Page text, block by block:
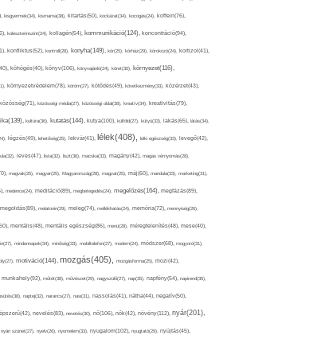
kisgyermek(34), kismama(38), kitartás(50), kockázat(34), kocogás(24), koffein(76),
koleszterinszint(24), kollagén(54), kommunikáció(124), koncentráció(94),
konfliktus(52), kontroll(28), konyha(149), kór(25), kórház(29), kórokozó(24), kortizol(41),
köhögés(40), könyv(106), könyvajánló(24), köret(30), környezet(116),
környezetvédelem(78), köröm(27), kötődés(49), következmény(33), közérzet(43),
közösség(71), közösségi média(27), közösségi oldal(38), kreatív(34), kreativitás(79),
kultúra(36), kutatás(144), kutya(100), külföld(27), kütyü(33), lakás(65), látás(34),
légzés(49), lehetőség(25), lekvár(41), lélek(408), lelki egészség(33), levegő(42),
leves(47), lista(32), liszt(36), macska(33), magány(42), magas vérnyomás(28),
magvak(25), magyar(25), Magyarország(28), magzat(25), máj(60), mandula(33), marketing(31),
medence(24), meditáció(89), megbetegedés(24), megelőzés(164), megfázás(89),
megoldás(89), melatonin(29), meleg(74), mellékhatás(24), memória(72), mennyiség(26),
mentális(48), mentális egészség(86), menü(28), méregtelenítés(48), mese(40),
mindennapok(34), minőség(33), mobiltelefon(27), modern(24), módszer(68), mogyoró(31),
motiváció(144), mozgás(405), mozgásforma(25), mozi(42),
munkahely(92), műtét(38), művészet(29), nagyszülő(27), nap(35), napfény(54), napirend(35),
naptej(32), narancs(27), nasi(31), nassolás(41), nátha(44), negatív(50),
nevelés(83), nevetés(30), nő(106), nők(42), növény(112), nyár(201),
nyári szünet(27), nyelv(26), nyomelem(33), nyugalom(102), nyugtató(29), nyújtás(45),